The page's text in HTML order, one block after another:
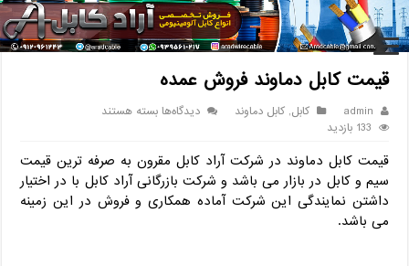
خانه / کابل / قیمت کابل دماوند فروش عمده
قیمت کابل دماوند فروش عمده
admin کابل,کابل دماوند دیدگاه‌هابرای
دماوند
فروش
عمده
بسته هستند
133 بازدید
قیمت کابل دماوند در شرکت آراد کابل مقرون به صرفه ترین قیمت
سیم و کابل در بازار می باشد و شرکت بازرگانی آراد کابل با در اختیار
داشتن نمایندگی این شرکت آماده همکاری و فروش در این زمینه
می باشد.